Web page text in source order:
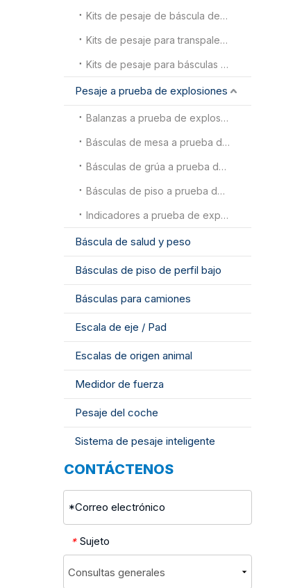
Kits de pesaje de báscula de piso
Kits de pesaje para transpaletas
Kits de pesaje para básculas para camiones
Pesaje a prueba de explosiones
Balanzas a prueba de explosiones
Básculas de mesa a prueba de explosiones
Básculas de grúa a prueba de explosiones
Básculas de piso a prueba de explosiones
Indicadores a prueba de explosiones
Báscula de salud y peso
Básculas de piso de perfil bajo
Básculas para camiones
Escala de eje / Pad
Escalas de origen animal
Medidor de fuerza
Pesaje del coche
Sistema de pesaje inteligente
CONTÁCTENOS
* Sujeto